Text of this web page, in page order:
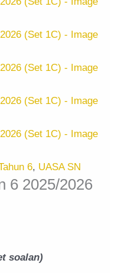
6, UASA SN
6 2025/2026
soalan)